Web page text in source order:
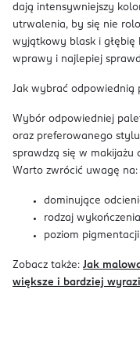
dają intensywniejszy
utrwalenia, by się nie
wyjątkowy blask i głębię
wprawy i najlepiej
Jak wybrać odpowiednią
Wybór odpowiedniej
oraz preferowanego
sprawdzą się w makijażu
Warto zwrócić uwagę na:
dominujące
rodzaj
poziom
Zobacz także: Jak
większe i bardziej